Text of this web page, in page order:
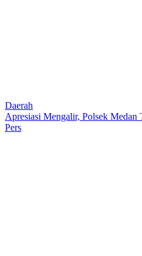
Daerah
Apresiasi Mengalir, Polsek Medan
Pers